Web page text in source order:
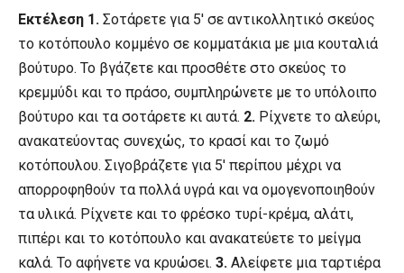
Εκτέλεση 1. Σοτάρετε για 5′ σε αντικολλητικό σκεύος
το κοτόπουλο κομμένο σε κομματάκια με μια κουταλιά
βούτυρο. Το βγάζετε και προσθέτε στο σκεύος το
κρεμμύδι και το πράσο, συμπληρώνετε με το υπόλοιπο
βούτυρο και τα σοτάρετε κι αυτά. 2. Ρίχνετε το αλεύρι,
ανακατεύοντας συνεχώς, το κρασί και το ζωμό
κοτόπουλου. Σιγοβράζετε για 5′ περίπου μέχρι να
απορροφηθούν τα πολλά υγρά και να ομογενοποιηθούν
τα υλικά. Ρίχνετε και το φρέσκο τυρί-κρέμα, αλάτι,
πιπέρι και το κοτόπουλο και ανακατεύετε το μείγμα
καλά. Το αφήνετε να κρυώσει. 3. Αλείφετε μια ταρτιέρα